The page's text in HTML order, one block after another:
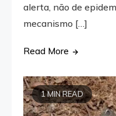
alerta, não de
mecanismo […]
Read More
1 MIN READ